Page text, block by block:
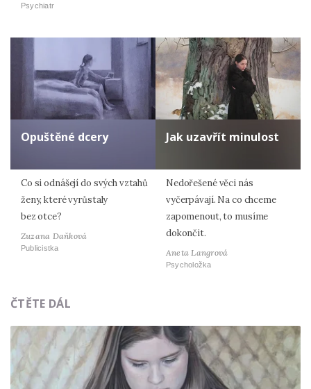
Psychiatr
Opuštěné dcery
Co si odnášejí do svých vztahů
ženy, které vyrůstaly
bez otce?
Zuzana Daňková
Publicistka
Jak uzavřít minulost
Nedořešené věci nás
vyčerpávají. Na co chceme
zapomenout, to musíme
dokončit.
Aneta Langrová
Psycholožka
ČTĚTE DÁL